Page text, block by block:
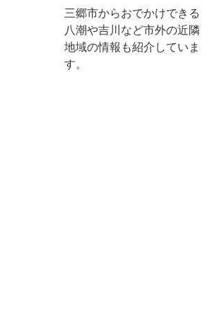
三郷市からおでかけできる
八潮や吉川など市外の近隣
地域の情報も紹介していま
す。